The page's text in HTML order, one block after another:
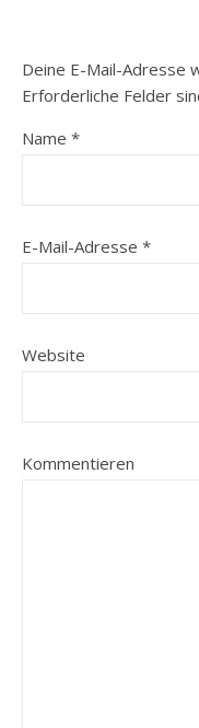
Deine E-Mail-Adresse
Erforderliche Felder
Name *
E-Mail-Adresse *
Website
Kommentieren